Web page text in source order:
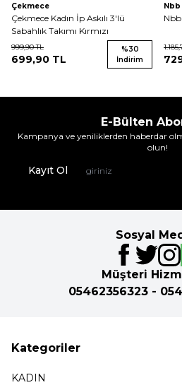
Çekmece
Çekmece Kadın İp Askılı 3'lü
Sabahlık Takımı Kırmızı
999,90TL
699,90 TL
%30
İndirim
Nbb
Nbb
E-Bülten
Kampanya ve yeniliklerden haberdar
olun!
Kayıt Ol
Sosyal
Müşteri
05462356323 -
Kategoriler
KADIN